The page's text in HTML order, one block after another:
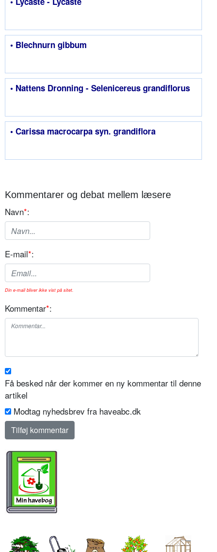
• Blechnurn gibbum
• Nattens Dronning - Selenicereus grandiflorus
• Carissa macrocarpa syn. grandiflora
Kommentarer og debat mellem læsere
Navn*:
E-mail*:
Din e-mail bliver ikke vist på sitet.
Kommentar*:
Få besked når der kommer en ny kommentar til denne
artikel
Modtag nyhedsbrev fra haveabc.dk